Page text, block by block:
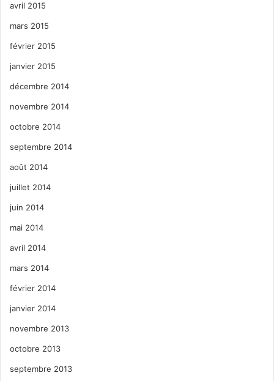
avril 2015
mars 2015
février 2015
janvier 2015
décembre 2014
novembre 2014
octobre 2014
septembre 2014
août 2014
juillet 2014
juin 2014
mai 2014
avril 2014
mars 2014
février 2014
janvier 2014
novembre 2013
octobre 2013
septembre 2013